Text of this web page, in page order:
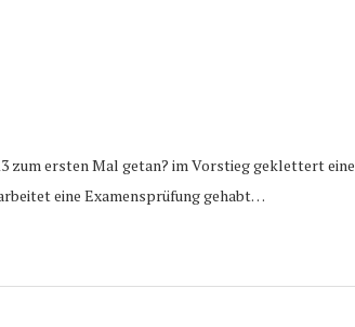
zum ersten Mal getan? im Vorstieg geklettert eine
eine Examensprüfung gehabt…